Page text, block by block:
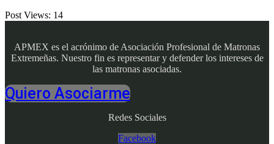
Post Views: 14
APMEX es el acrónimo de Asociación Profesional de Matronas
Extremeñas. Nuestro fin es representar y defender los intereses de
las matronas asociadas.
Quiero Asociarme
Redes Sociales
Facebook